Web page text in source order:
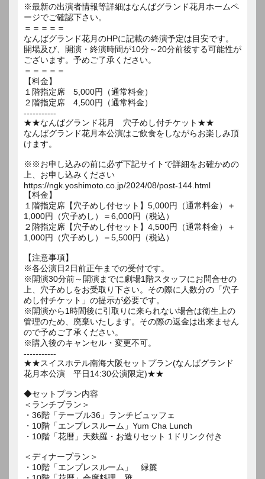
※最新の出演者情報等詳細はなんばグランド花月ホームペ
ージでご確認下さい。
＝＝＝＝＝
なんばグランド花月のHPに記載の終演予定は目安です。
開場及び、開演・終演時間が10分～20分前後する可能性が
ございます。予めご了承ください。
＝＝＝＝＝
【料金】
１階指定席 5,000円（通常料金）
２階指定席 4,500円（通常料金）
-----------
★★なんばグランド花月 穴子めし付チケット★★
なんばグランド花月本公演はご飲食をしながらお楽しみ頂
けます。
※※お申し込みの前に必ず下記サイトで詳細をお確かめの
上、お申し込みください
https://ngk.yoshimoto.co.jp/2024/08/post-144.html
【料金】
１階指定席【穴子めし付セット】5,000円（通常料金）＋
1,000円（穴子めし）＝6,000円（税込）
２階指定席【穴子めし付セット】4,500円（通常料金）＋
1,000円（穴子めし）＝5,500円（税込）
【注意事項】
※各公演日2日前正午までの受付です。
※開演30分前～開演までに劇場1階スタッフにお問合せの
上、穴子めしをお受取り下さい。その際に人数分の「穴子
めし付チケット」の提示が必要です。
※開演から1時間後に引取りに来られない場合は衛生上の
管理のため、廃棄いたします。その際の返金は出来ません
ので予めご了承ください。
※購入後のキャンセル・変更不可。
-----------
★★スイスホテル南海大阪セットプラン(なんばグランド
花月本公演 平日14:30公演限定)★★
◆セットプラン内容
＜ランチプラン＞
・36階「テーブル36」ランチビュッフェ
・10階「エンプレスルーム」Yum Cha Lunch
・10階「花暦」天麩羅・お造りセット 1ドリンク付き
＜ディナープラン＞
・10階「エンプレスルーム」 緑簾